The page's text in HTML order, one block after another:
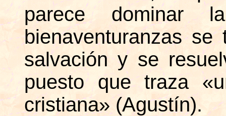
parece dominar
bienaventuranzas
salvación y se
puesto que traza
cristiana» (Agustín).